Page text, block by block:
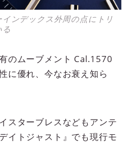
ンデックス外周の点にトリ
のムーブメント Cal.1570
に優れ、今なお衰え知ら
スターブレスなどもアンテ
イトジャスト』でも現行モ